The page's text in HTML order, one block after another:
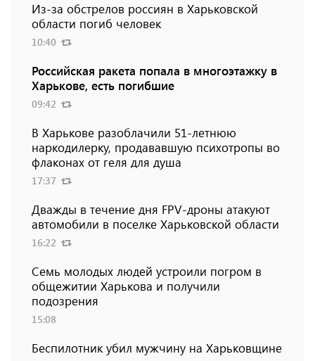
Из-за обстрелов россиян в Харьковской
области погиб человек
10:40
Российская ракета попала в многоэтажку в
Харькове, есть погибшие
09:42
В Харькове разоблачили 51-летнюю
наркодилерку, продававшую психотропы во
флаконах от геля для душа
17:37
Дважды в течение дня FPV-дроны атакуют
автомобили в поселке Харьковской области
16:22
Семь молодых людей устроили погром в
общежитии Харькова и получили
подозрения
15:08
Беспилотник убил мужчину на Харьковщине